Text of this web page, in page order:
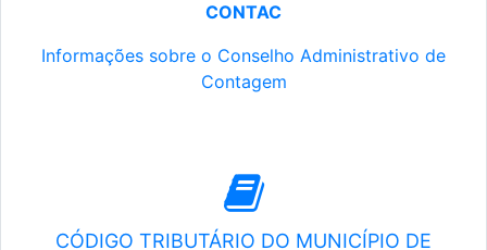
CONTAC
Informações sobre o Conselho Administrativo de
Contagem
CÓDIGO TRIBUTÁRIO DO MUNICÍPIO DE